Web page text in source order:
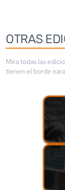
OTRAS
Mira todas las
tienen el borde